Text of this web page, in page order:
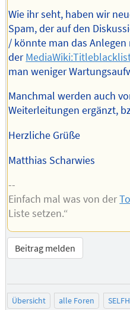
Wie ihr seht, haben wir
Spam, der auf den
/ könnte man das
der
man weniger
Manchmal werden auch
Weiterleitungen ergänzt,
Herzliche Grüße
Matthias Scharwies
--
Einfach mal was von der
Liste setzen.“
Beitrag melden
Übersicht alle Foren